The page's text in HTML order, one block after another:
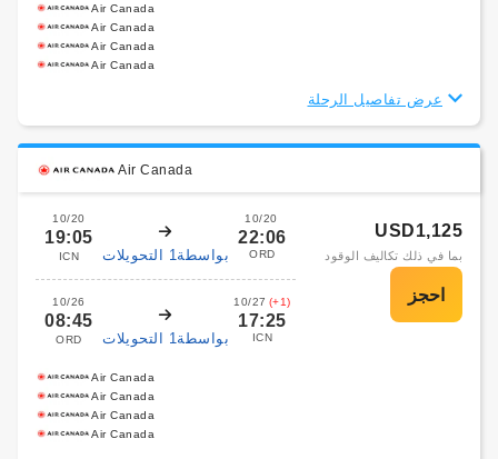
Air Canada
Air Canada
Air Canada
Air Canada
عرض تفاصيل الرحلة
Air Canada
10/20
19:05
ICN بواسطة1 التحويلات
10/20
22:06
ORD
10/26
08:45
ORD بواسطة1 التحويلات
10/27 (+1)
17:25
ICN
USD1,125
بما في ذلك تكاليف الوقود
Air Canada
Air Canada
Air Canada
Air Canada